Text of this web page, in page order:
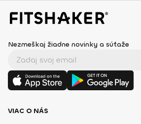
Nezmeškaj žiadne novinky a súťaže
VIAC O NÁS